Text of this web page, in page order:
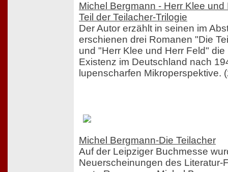
Michel Bergmann - Herr Klee und
Teil der Teilacher-Trilogie
Der Autor erzählt in seinen im
erschienen drei Romanen "Die
und "Herr Klee und Herr Feld"
Existenz im Deutschland nach
lupenscharfen Mikroperspektive.
Michel Bergmann-Die Teilacher
Auf der Leipziger Buchmesse
Neuerscheinungen des Literatur-